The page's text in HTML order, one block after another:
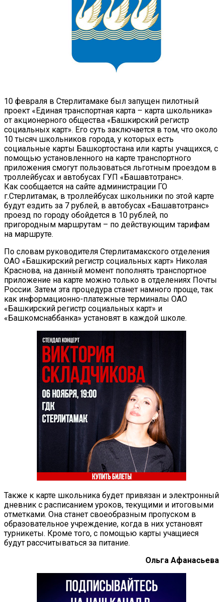
10 февраля в Стерлитамаке был запущен пилотный
проект «Единая транспортная карта – карта школьника»
от акционерного общества «Башкирский регистр
социальных карт». Его суть заключается в том, что около
10 тысяч школьников города, у которых есть
социальные карты Башкортостана или карты учащихся, с
помощью установленного на карте транспортного
приложения смогут пользоваться льготным проездом в
троллейбусах и автобусах ГУП «Башавтотранс».
Как сообщается на сайте администрации ГО
г.Стерлитамак, в троллейбусах школьники по этой карте
будут ездить за 7 рублей, в автобусах «Башавтотранс»
проезд по городу обойдется в 10 рублей, по
пригородным маршрутам – по действующим тарифам
на маршруте.
По словам руководителя Стерлитамакского отделения
ОАО «Башкирский регистр социальных карт» Николая
Краснова, на данный момент пополнять транспортное
приложение на карте можно только в отделениях Почты
России. Затем эта процедура станет намного проще, так
как информационно-платежные терминалы ОАО
«Башкирский регистр социальных карт» и
«Башкомснаббанка» установят в каждой школе.
Также к карте школьника будет привязан и электронный
дневник с расписанием уроков, текущими и итоговыми
отметками. Она станет своеобразным пропуском в
образовательное учреждение, когда в них установят
турникеты. Кроме того, с помощью карты учащиеся
будут рассчитываться за питание.
Ольга Афанасьева